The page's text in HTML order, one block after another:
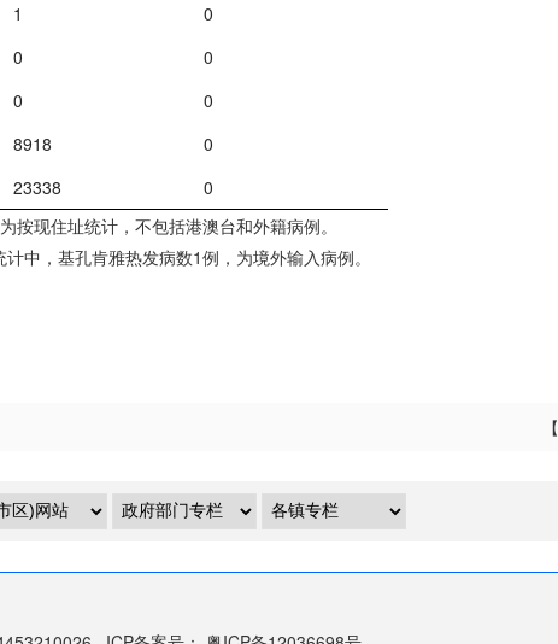
1
0
0
0
0
0
8918
0
23338
0
现住址统计，不包括港澳台和外籍病例。
，基孔肯雅热发病数1例，为境外输入病例。
【